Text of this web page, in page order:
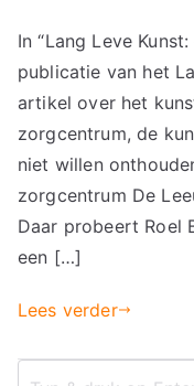
In “Lang Leve
publicatie van het
artikel over het
zorgcentrum, de
niet willen
zorgcentrum De
Daar probeert Roel
een […]
Lees verder